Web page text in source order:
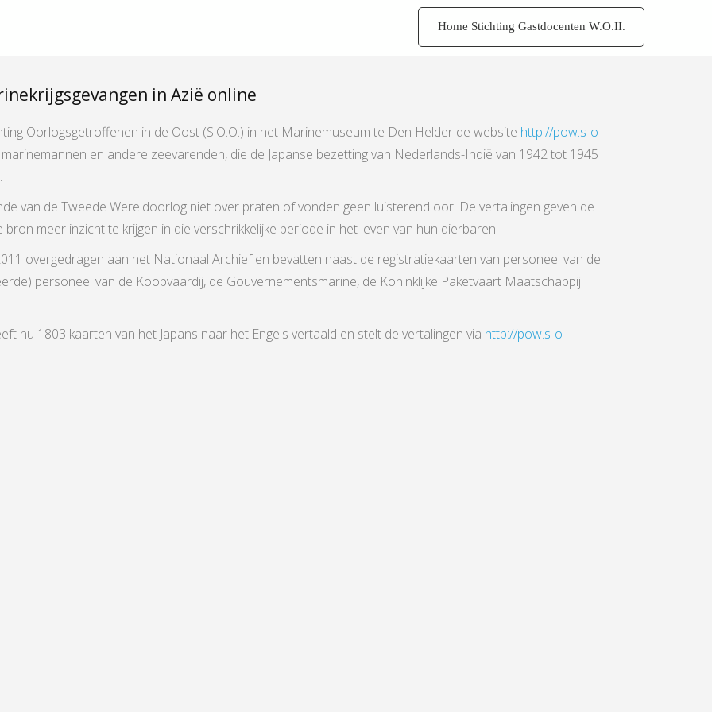
Home Stichting Gastdocenten W.O.II.
in Azië online
Oorlogsgetroffenen in de Oost (S.O.O.) in het Marinemuseum te Den Helder de website http://pow.s-o-
en andere zeevarenden, die de Japanse bezetting van Nederlands-Indië van 1942 tot 1945
van de Tweede Wereldoorlog niet over praten of vonden geen luisterend oor. De vertalingen geven de
meer inzicht te krijgen in die verschrikkelijke periode in het leven van hun dierbaren.
overgedragen aan het Nationaal Archief en bevatten naast de registratiekaarten van personeel van de
personeel van de Koopvaardij, de Gouvernementsmarine, de Koninklijke Paketvaart Maatschappij
nu 1803 kaarten van het Japans naar het Engels vertaald en stelt de vertalingen via http://pow.s-o-